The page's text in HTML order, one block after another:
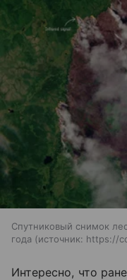
Спутниковый снимок
года
источник: https://
Интересно, что